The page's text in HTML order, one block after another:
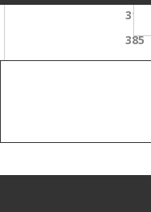
315
385